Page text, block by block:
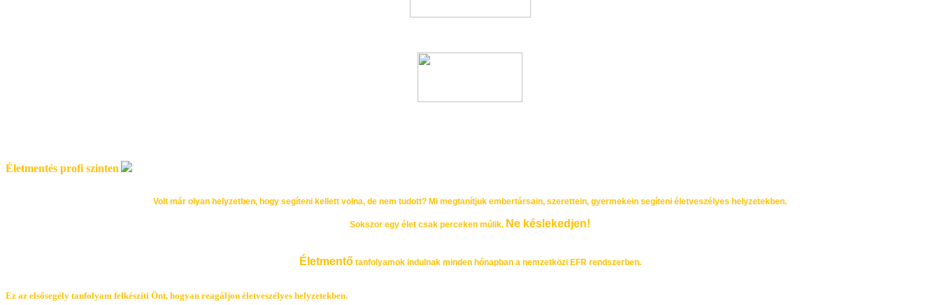
Életmentés profi szinten
Volt már olyan helyzetben, hogy segíteni kellett volna, de nem tudott? Mi megtanítjuk embertársain, szerettein, gyermekein segíteni életveszélyes helyzetekben.
Sokszor egy élet csak perceken múlik. Ne késlekedjen!
Életmentőtanfolyamok indulnak minden hónapban a nemzetközi EFR rendszerben.
Ez az elsősegély tanfolyam felkészíti Önt, hogyan reagáljon életveszélyes helyzetekben.